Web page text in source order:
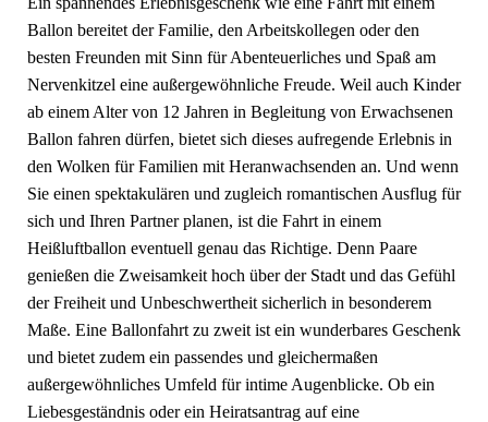
Ballon bereitet der Familie, den Arbeitskollegen oder den
besten Freunden mit Sinn für Abenteuerliches und Spaß am
Nervenkitzel eine außergewöhnliche Freude. Weil auch Kinder
ab einem Alter von 12 Jahren in Begleitung von Erwachsenen
Ballon fahren dürfen, bietet sich dieses aufregende Erlebnis in
den Wolken für Familien mit Heranwachsenden an. Und wenn
Sie einen spektakulären und zugleich romantischen Ausflug für
sich und Ihren Partner planen, ist die Fahrt in einem
Heißluftballon eventuell genau das Richtige. Denn Paare
genießen die Zweisamkeit hoch über der Stadt und das Gefühl
der Freiheit und Unbeschwertheit sicherlich in besonderem
Maße. Eine Ballonfahrt zu zweit ist ein wunderbares Geschenk
und bietet zudem ein passendes und gleichermaßen
außergewöhnliches Umfeld für intime Augenblicke. Ob ein
Liebesgeständnis oder ein Heiratsantrag auf eine